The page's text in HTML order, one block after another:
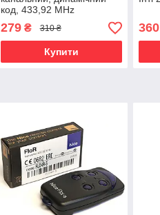
код, 433,92 MHz
279₴ 310 ₴
Купити
360